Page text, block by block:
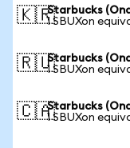
🇰🇷Starbucks
1 SBUXon
🇷🇺Starbucks
1 SBUXon
🇨🇦Starbucks
1 SBUXon